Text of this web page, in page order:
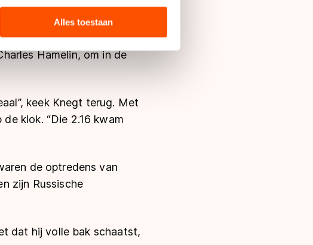
social media, advertenties en
of die zij hebben verzameld via
EU, zoals de VS, waar mogelijk geen
stemt u in met deze overdracht.
Alles toestaan
het handje.”
handen. Op de schaatsmijl
Hamelin, om in de
keek Knegt terug. Met
klok. “Die 2.16 kwam
de optredens van
zijn Russische
dat hij volle bak schaatst,